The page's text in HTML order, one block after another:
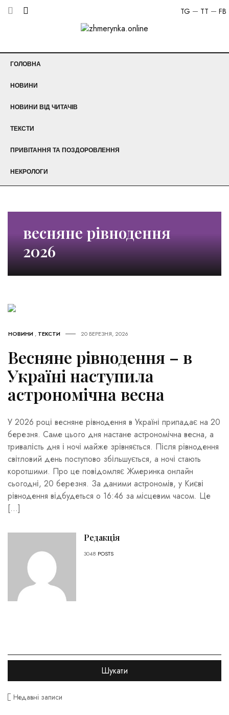
FB
TT
TG
ГОЛОВНА
НОВИНИ
НОВИНИ ВІД ЧИТАЧІВ
ТЕКСТИ
ПРИВІТАННЯ ТА ПОЗДОРОВЛЕННЯ
НЕКРОЛОГИ
весняне рівнодення
2026
НОВИНИ , ТЕКСТИ 20 БЕРЕЗНЯ, 2026
Весняне рівнодення – в
Україні наступила
астрономічна весна
У 2026 році весняне рівнодення в Україні припадає на 20
березня. Саме цього дня настане астрономічна весна, а
тривалість дня і ночі майже зрівняється. Після рівнодення
світловий день поступово збільшується, а ночі стають
коротшими. Про це повідомляє Жмеринка онлайн
сьогодні, 20 березня. За даними астрономів, у Києві
рівнодення відбудеться о 16:46 за місцевим часом. Це
[…]
Редакція
3048 POSTS
Недавні записи